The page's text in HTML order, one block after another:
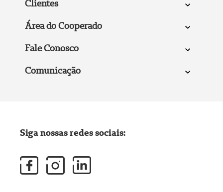
Clientes
Área do Cooperado
Fale Conosco
Comunicação
Siga nossas redes sociais: